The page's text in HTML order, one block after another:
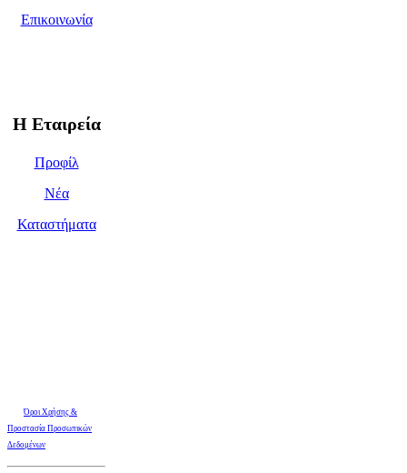
Επικοινωνία
Η Εταιρεία
Προφίλ
Νέα
Καταστήματα
Όροι Χρήσης &
Προστασία Προσωπικών
Δεδομένων